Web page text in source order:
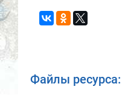
Файлы ресурса: